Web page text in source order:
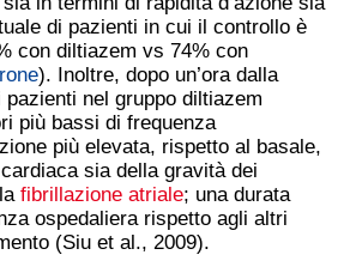
di pazienti in cui il controllo è
con diltiazem vs 74% con
). Inoltre, dopo un’ora dalla
nel gruppo diltiazem
più bassi di frequenza
più elevata, rispetto al basale,
sia della gravità dei
fibrillazione atriale; una durata
ospedaliera rispetto agli altri
(Siu et al., 2009).